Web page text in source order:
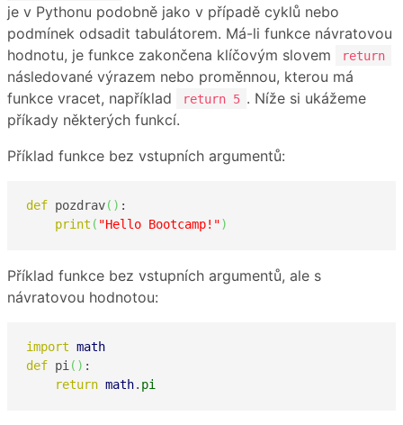
je v Pythonu podobně jako v případě cyklů nebo
podmínek odsadit tabulátorem. Má-li funkce návratovou
hodnotu, je funkce zakončena klíčovým slovem
return
následované výrazem nebo proměnnou, kterou má
funkce vracet, například
return 5 . Níže si ukážeme
příkady některých funkcí.
Příklad funkce bez vstupních argumentů:
def pozdrav( ) :
print ( "Hello Bootcamp!")
Příklad funkce bez vstupních argumentů, ale s
návratovou hodnotou:
import math
def pi( ) :
return math. pi